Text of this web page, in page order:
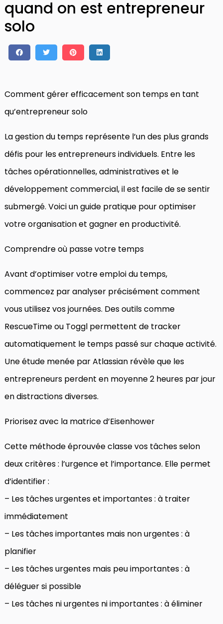
quand on est entrepreneur
solo
Comment gérer efficacement son temps en tant
qu’entrepreneur solo
La gestion du temps représente l’un des plus grands
défis pour les entrepreneurs individuels. Entre les
tâches opérationnelles, administratives et le
développement commercial, il est facile de se sentir
submergé. Voici un guide pratique pour optimiser
votre organisation et gagner en productivité.
Comprendre où passe votre temps
Avant d’optimiser votre emploi du temps,
commencez par analyser précisément comment
vous utilisez vos journées. Des outils comme
RescueTime ou Toggl permettent de tracker
automatiquement le temps passé sur chaque activité.
Une étude menée par Atlassian révèle que les
entrepreneurs perdent en moyenne 2 heures par jour
en distractions diverses.
Priorisez avec la matrice d’Eisenhower
Cette méthode éprouvée classe vos tâches selon
deux critères : l’urgence et l’importance. Elle permet
d’identifier :
– Les tâches urgentes et importantes : à traiter
immédiatement
– Les tâches importantes mais non urgentes : à
planifier
– Les tâches urgentes mais peu importantes : à
déléguer si possible
– Les tâches ni urgentes ni importantes : à éliminer